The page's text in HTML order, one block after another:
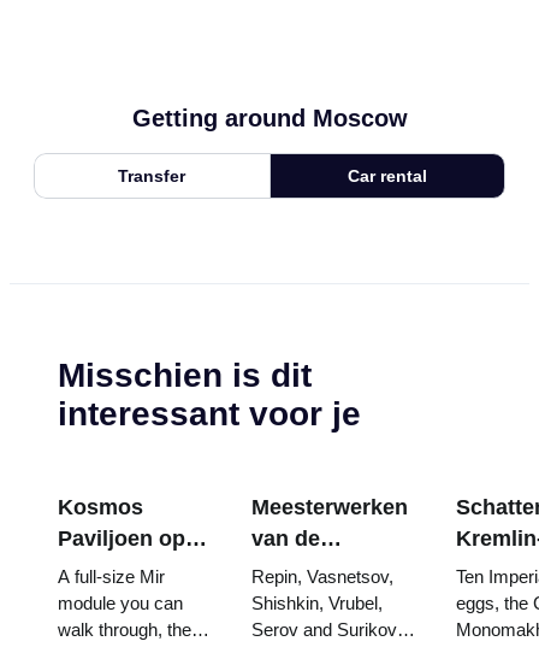
Getting around Moscow
Transfer Car rental
Misschien is dit
interessant voor je
Kosmos
Paviljoen op
VDNKh:
Binnen de
Grootste
A full-size Mir
module you can
walk through, the
Meesterwerken
van de
Tretjakovgalerij:
De schilderijen
waarvoor u uw
Repin, Vasnetsov,
Shishkin, Vrubel,
Serov and Surikov
tronen
Ten
eggs, the